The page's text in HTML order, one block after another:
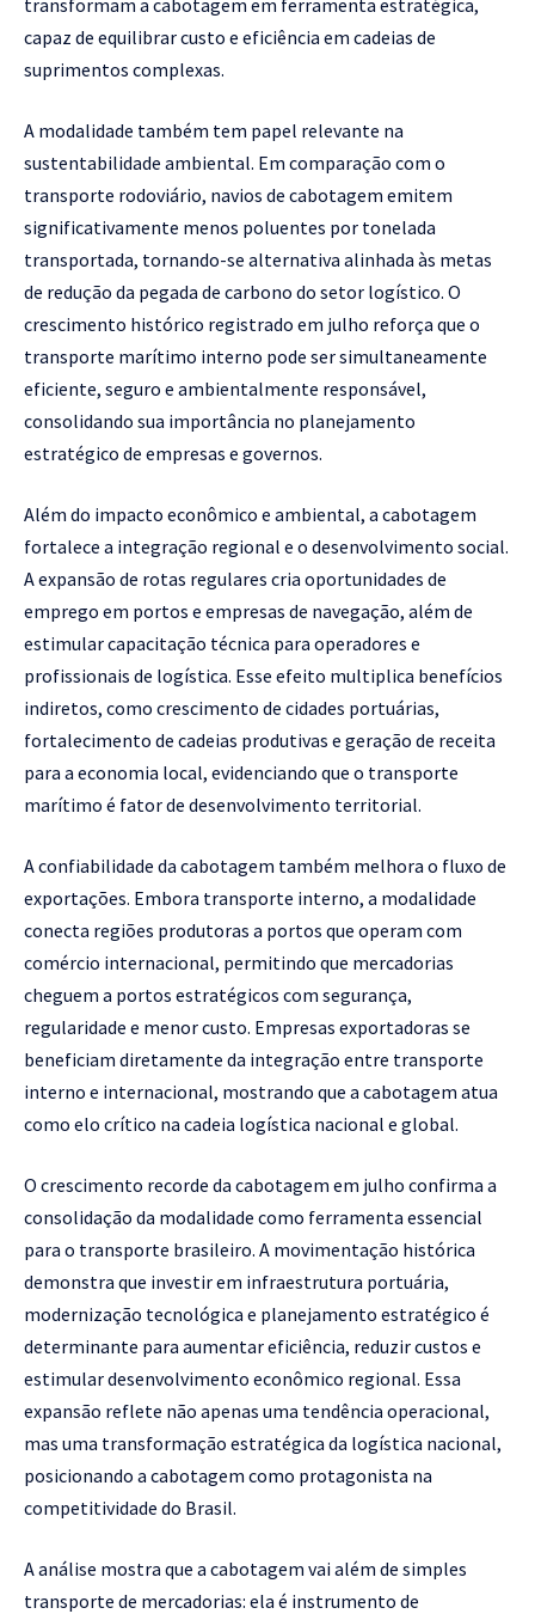
transformam a cabotagem em ferramenta estratégica,
capaz de equilibrar custo e eficiência em cadeias de
suprimentos complexas.
A modalidade também tem papel relevante na
sustentabilidade ambiental. Em comparação com o
transporte rodoviário, navios de cabotagem emitem
significativamente menos poluentes por tonelada
transportada, tornando-se alternativa alinhada às metas
de redução da pegada de carbono do setor logístico. O
crescimento histórico registrado em julho reforça que o
transporte marítimo interno pode ser simultaneamente
eficiente, seguro e ambientalmente responsável,
consolidando sua importância no planejamento
estratégico de empresas e governos.
Além do impacto econômico e ambiental, a cabotagem
fortalece a integração regional e o desenvolvimento social.
A expansão de rotas regulares cria oportunidades de
emprego em portos e empresas de navegação, além de
estimular capacitação técnica para operadores e
profissionais de logística. Esse efeito multiplica benefícios
indiretos, como crescimento de cidades portuárias,
fortalecimento de cadeias produtivas e geração de receita
para a economia local, evidenciando que o transporte
marítimo é fator de desenvolvimento territorial.
A confiabilidade da cabotagem também melhora o fluxo de
exportações. Embora transporte interno, a modalidade
conecta regiões produtoras a portos que operam com
comércio internacional, permitindo que mercadorias
cheguem a portos estratégicos com segurança,
regularidade e menor custo. Empresas exportadoras se
beneficiam diretamente da integração entre transporte
interno e internacional, mostrando que a cabotagem atua
como elo crítico na cadeia logística nacional e global.
O crescimento recorde da cabotagem em julho confirma a
consolidação da modalidade como ferramenta essencial
para o transporte brasileiro. A movimentação histórica
demonstra que investir em infraestrutura portuária,
modernização tecnológica e planejamento estratégico é
determinante para aumentar eficiência, reduzir custos e
estimular desenvolvimento econômico regional. Essa
expansão reflete não apenas uma tendência operacional,
mas uma transformação estratégica da logística nacional,
posicionando a cabotagem como protagonista na
competitividade do Brasil.
A análise mostra que a cabotagem vai além de simples
transporte de mercadorias: ela é instrumento de